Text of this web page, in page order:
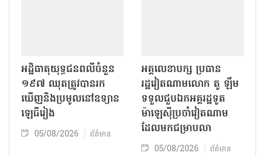
បរទេស​ប្រជាជន។ សម័យប្រជុំនេះត្រូវបានភ្ជាប់តាម
អ៊ីនធឺណិតទៅកាន់ខេត្ត និងទីក្រុងចំនួន៣៤ និង
ការិយាល័យតំណាងវៀតណាមនៅឯ​បរទេស។